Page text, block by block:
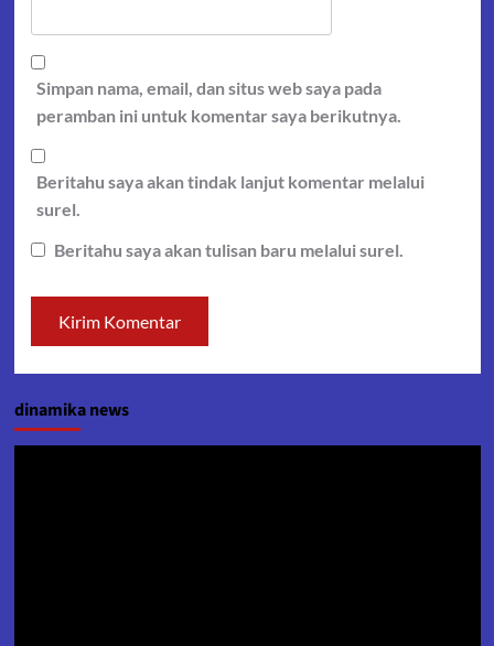
Simpan nama, email, dan situs web saya pada
peramban ini untuk komentar saya berikutnya.
Beritahu saya akan tindak lanjut komentar melalui
surel.
Beritahu saya akan tulisan baru melalui surel.
dinamika news